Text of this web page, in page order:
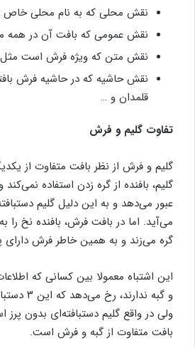
نقش محلی که به نام محلی
نقش عمومی که بافت آن در همه
نقش متن که ویژه فرش است مثل
نقش حاشیه که در حاشیه فرش
قلمدان و …
تفاوت گلیم و فرش
گلیم و فرش از نظر بافت متفاوت از
گلیم، بافنده از گره زدن استفاده نمی‌کند
عبور می‌دهد و به این دلیل گلیم
می‌آید. اما در بافت فرش، بافنده نخ را
گره می‌زند و به همین خاطر فرش دارای
این اشتباه معمولا بین کسانی که
و گبه
ولی در واقع گلیم دستبافته‌ای بدون
بافت متفاوت از گبه و فرش است.